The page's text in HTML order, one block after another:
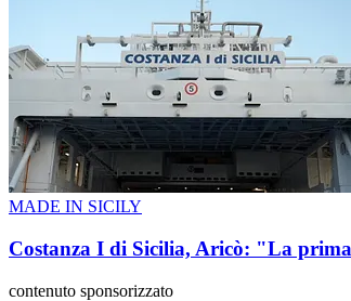
MADE IN SICILY
Costanza I di Sicilia, Aricò: "La
contenuto sponsorizzato